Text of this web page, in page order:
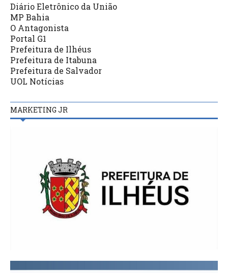
Diário Eletrônico da União
MP Bahia
O Antagonista
Portal G1
Prefeitura de Ilhéus
Prefeitura de Itabuna
Prefeitura de Salvador
UOL Notícias
MARKETING JR